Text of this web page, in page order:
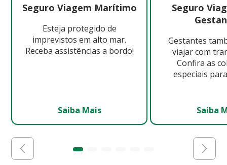
Seguro Viagem Marítimo
Esteja protegido de
imprevistos em alto mar.
Receba assistências a bordo!
Saiba Mais
Seguro
Gestantes
viajar com
Confira as
especiais
Saiba